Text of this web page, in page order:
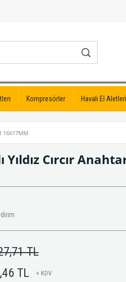
Kompresörler Havalı El Aletleri
16X17MM
Cırcır
TL
TL + KDV